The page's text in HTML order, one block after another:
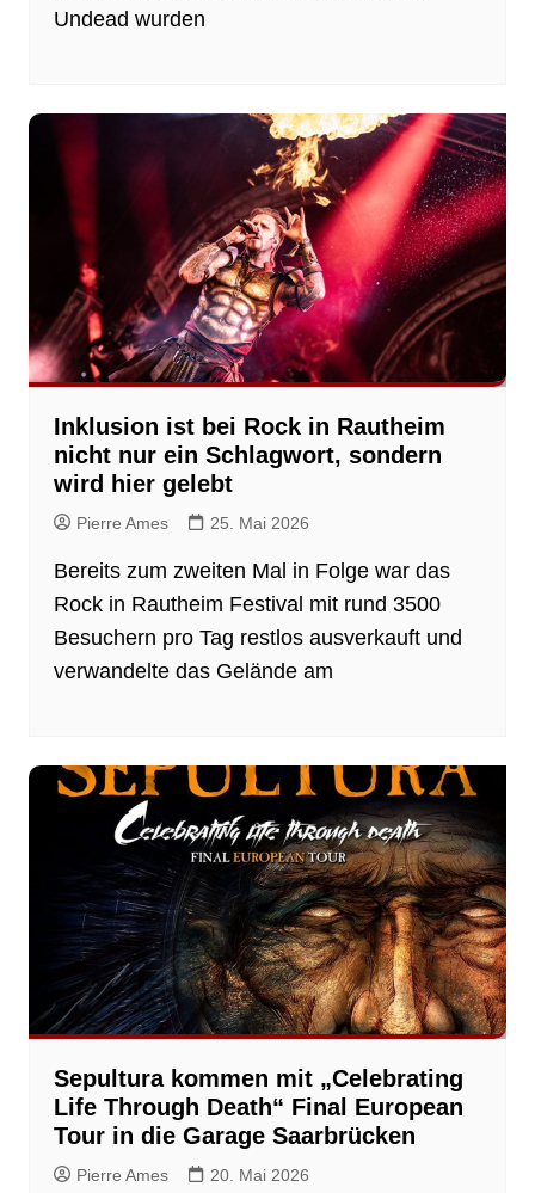
Undead wurden
Inklusion ist bei Rock in Rautheim
nicht nur ein Schlagwort, sondern
wird hier gelebt
Pierre Ames 25. Mai 2026
Bereits zum zweiten Mal in Folge war das
Rock in Rautheim Festival mit rund 3500
Besuchern pro Tag restlos ausverkauft und
verwandelte das Gelände am
Sepultura kommen mit „Celebrating
Life Through Death“ Final European
Tour in die Garage Saarbrücken
Pierre Ames 20. Mai 2026